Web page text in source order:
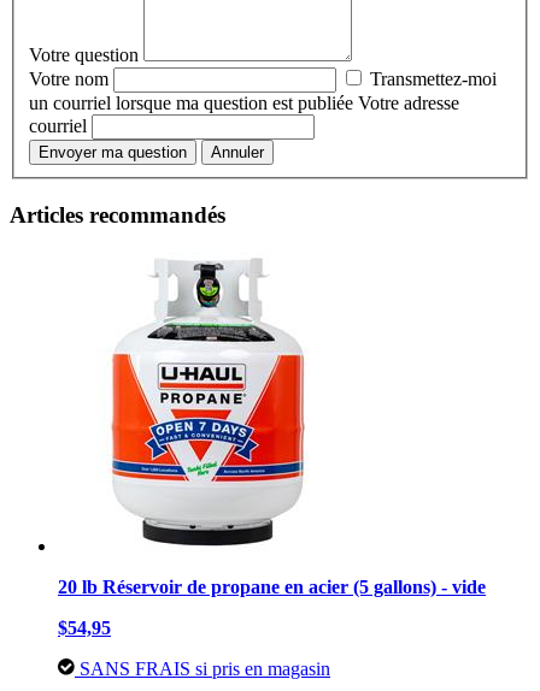
Votre question
Votre nom
Transmettez-moi
un courriel lorsque ma question est publiée Votre adresse
courriel
Envoyer ma question Annuler
Articles recommandés
20 lb Réservoir de propane en acier (5 gallons) - vide
$54,95
SANS FRAIS si pris en magasin